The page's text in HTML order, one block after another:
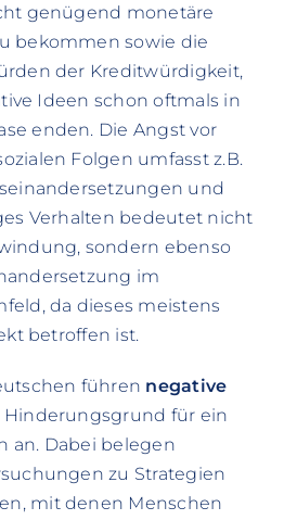
genügend monetäre
bekommen sowie die
der Kreditwürdigkeit,
Ideen schon oftmals in
enden. Die Angst vor
Folgen umfasst z.B.
und
Verhalten bedeutet nicht
sondern ebenso
im
da dieses meistens
betroffen ist.
führen negative
Hinderungsgrund für ein
an. Dabei belegen
zu Strategien
mit denen Menschen